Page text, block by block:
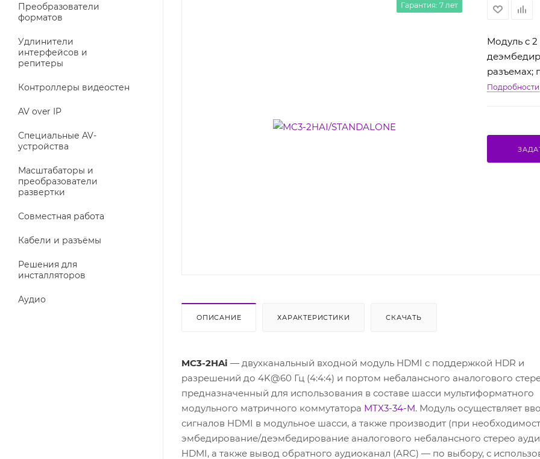
Преобразователи
форматов
Удлинители
интерфейсов и
репитеры
Контроллеры видеостен
AV over IP
Специальные AV-
устройства
Масштабаторы и
преобразователи
развертки
Совместная работа
Кабели и разъёмы
Решения для
инсталляторов
Аудио
Гарантия: 7 лет
Модуль c
разъемах;
Подробности
ОПИСАНИЕ ХАРАКТЕРИСТИКИ СКАЧАТЬ
MC3-2HAi — двухканальный входной модуль HDMI c поддержкой HDR и
разрешений до 4K@60 Гц (4:4:4) и портом небалансного аналогового
предназначенный для использования в составе шасси мультиформатного
модульного матричного коммутатора MTX3-34-M. Модуль осуществляет
сигналов HDMI в модульное шасси, а также производит (при
эмбедирование/деэмбедирование аналогового небалансного стерео
HDMI, а также вывод обратного аудиоканал (ARC) — по выбору, с